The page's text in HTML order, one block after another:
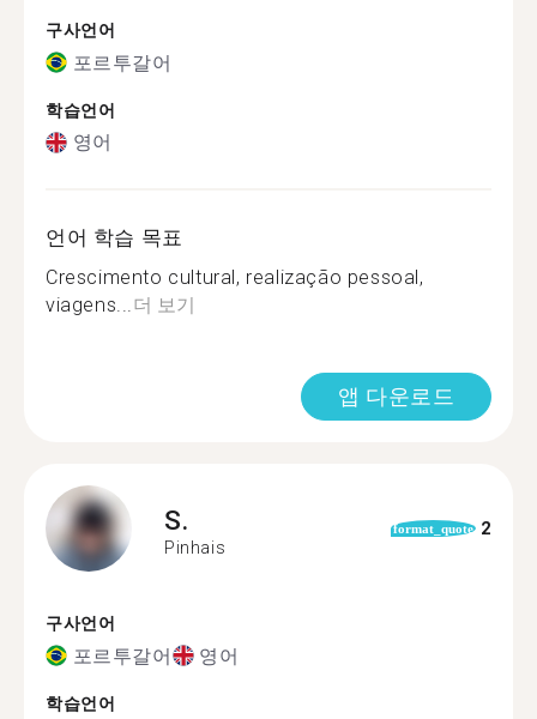
구사언어
포르투갈어
학습언어
영어
언어 학습 목표
Crescimento cultural, realização pessoal,
viagens...더 보기
앱 다운로드
S.
Pinhais
format_quote 2
구사언어
포르투갈어 영어
학습언어